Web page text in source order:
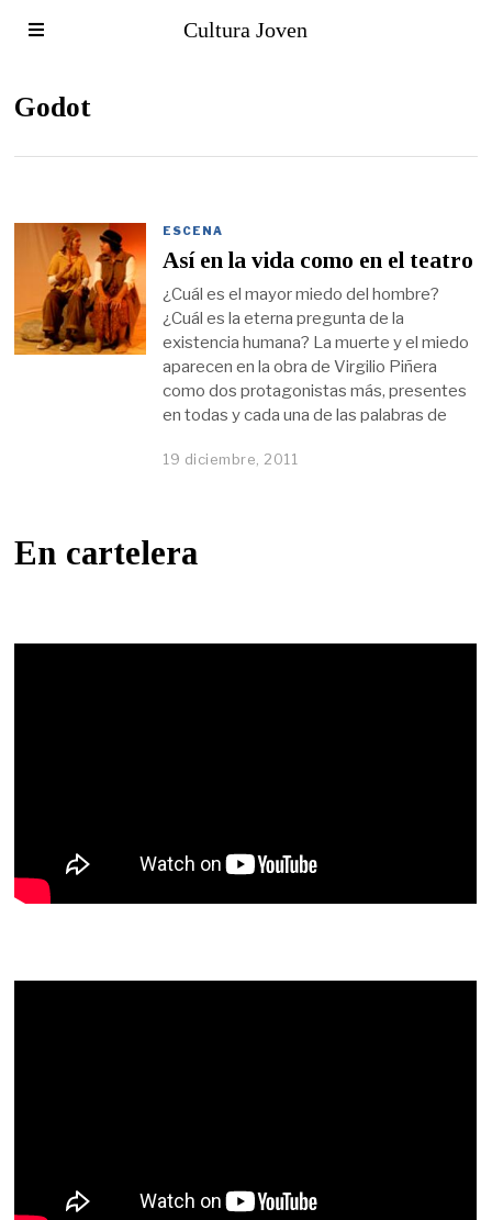
Cultura Joven
Godot
ESCENA
Así en la vida como en el teatro
¿Cuál es el mayor miedo del hombre?
¿Cuál es la eterna pregunta de la
existencia humana? La muerte y el miedo
aparecen en la obra de Virgilio Piñera
como dos protagonistas más, presentes
en todas y cada una de las palabras de
19 diciembre, 2011
En cartelera